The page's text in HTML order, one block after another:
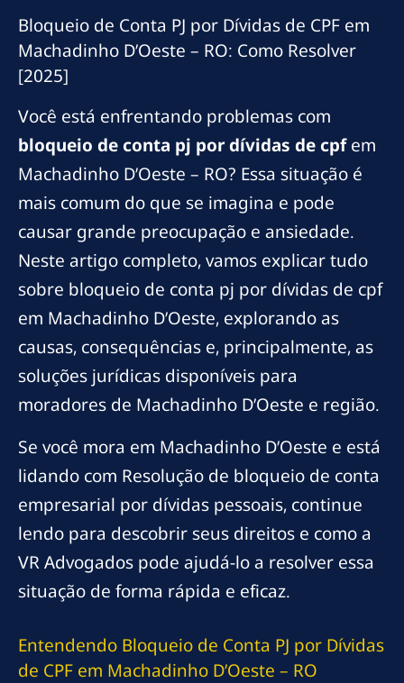
Bloqueio de Conta PJ por Dívidas de CPF em
Machadinho D’Oeste – RO: Como Resolver
[2025]
Você está enfrentando problemas com
bloqueio de conta pj por dívidas de cpfem
Machadinho D’Oeste – RO? Essa situação é
mais comum do que se imagina e pode
causar grande preocupação e ansiedade.
Neste artigo completo, vamos explicar tudo
sobre bloqueio de conta pj por dívidas de cpf
em Machadinho D’Oeste, explorando as
causas, consequências e, principalmente, as
soluções jurídicas disponíveis para
moradores de Machadinho D’Oeste e região.
Se você mora em Machadinho D’Oeste e está
lidando com Resolução de bloqueio de conta
empresarial por dívidas pessoais, continue
lendo para descobrir seus direitos e como a
VR Advogados pode ajudá-lo a resolver essa
situação de forma rápida e eficaz.
Entendendo Bloqueio de Conta PJ por Dívidas
de CPF em Machadinho D’Oeste – RO